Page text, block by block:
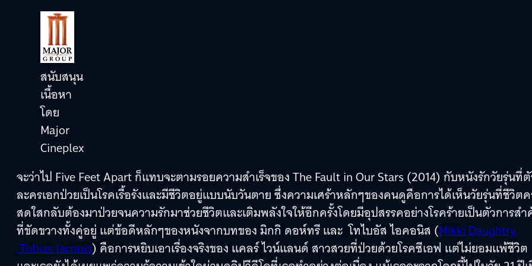
สนับสนุน
เนื้อหา
โดย
Major
Cineplex
จะว่าไป Five Feet Apart ก็แทบจะตามรอยความสำเร็จของ The Fault in Our Stars (2014) กับหนังรักวัยรุ่นที่
ละครเอกป่วยเป็นโรคเรื้อรังและมีชีวิตอยู่แบบนับวันตาย ซึ่งความเศร้าหลักๆของคนดูคือการได้เห็นวัยรุ่นที่ชีวิต
สดใสกลับต้องมาป่วยจนความรักมาช่วยชีวิตและเติมพลังใจให้อีกครั้งโดยมีอุปสรรคอย่างโรคร้ายเป็นตัวการส
ที่ขัดขวางทั้งคู่อยู่ แต่ข้อดีหลักๆของหนังจากบทของ มิกกิ ดอห์ทรี และ โทไบอัส ไอคอนิส (Mikki Daughtry
,Tobias Iaconis) คือการหยิบเอาเรื่องจริงของ แคลร์ ไวน์แลนด์ สาวสวยที่ป่วยด้วยโรคซีเอฟ แต่ไม่ยอมแพ้ชีวิต